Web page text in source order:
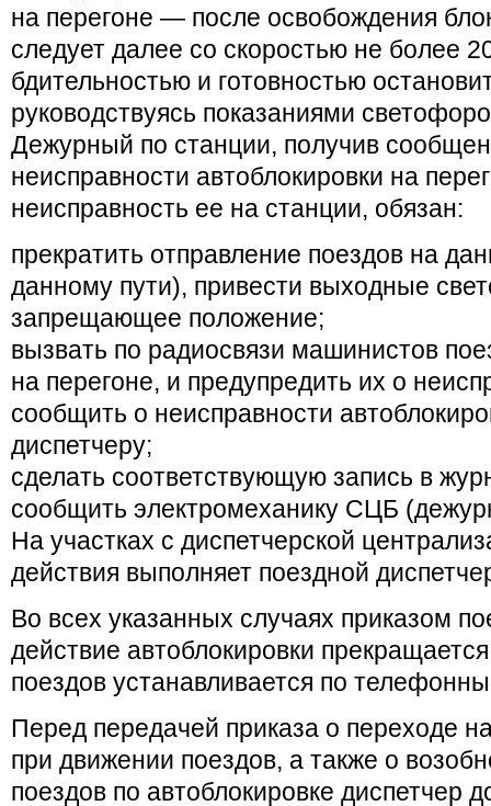
на перегоне — после освобождения
следует далее со скоростью не более
бдительностью и готовностью
руководствуясь показаниями
Дежурный по станции, получив
неисправности автоблокировки на
неисправность ее на станции, обязан:
прекратить отправление поездов на
данному пути), привести выходные
запрещающее положение;
вызвать по радиосвязи машинистов
на перегоне, и предупредить их о
сообщить о неисправности
диспетчеру;
сделать соответствующую запись в
сообщить электромеханику СЦБ
На участках с диспетчерской
действия выполняет поездной
Во всех указанных случаях приказом
действие автоблокировки
поездов устанавливается по
Перед передачей приказа о переходе
при движении поездов, а также о
поездов по автоблокировке диспетчер